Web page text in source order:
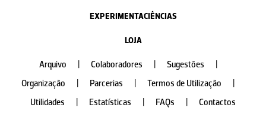
EXPERIMENTACIÊNCIAS
LOJA
Arquivo Colaboradores Sugestões
Organização
Parcerias Termos de Utilização
Utilidades
Estatísticas FAQs Contactos